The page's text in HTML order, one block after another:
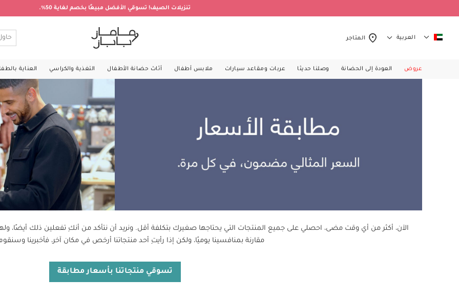
تنزيلات الصيف! تسوقي الأفضل مبيعًا بخصم لغاية 50%.
العربية المتاجر
عروض العودة إلى الحضانة وصلنا حديثا عربات ومقاعد سيارات ملابس أطفال أثاث حضانة الأطفال التغذية والكراسي العناية
الآن، أكثر من أي وقت مضى، احصلي على جميع المنتجات التي يحتاجها صغيرك بتكلفة أقل. ونريد أن نتأكد من أنكِ تفعلين ذلك أيضًا،
مقارنة بمنافسينا يوميًا، ولكن إذا رأيتِ أحد منتجاتنا أرخص في مكان آخر، فأخبرينا
تسوقي منتجاتنا بأسعار مطابقة